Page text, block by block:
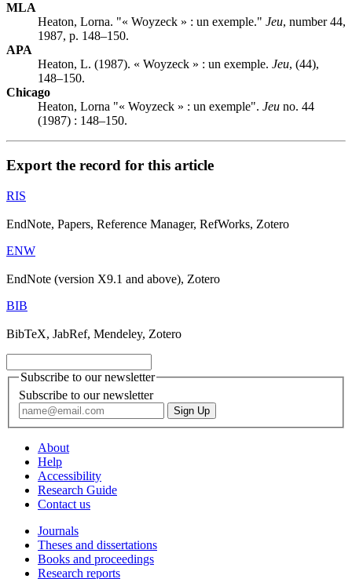
MLA
Heaton, Lorna. "« Woyzeck » : un exemple." Jeu, number 44,
1987, p. 148–150.
APA
Heaton, L. (1987). « Woyzeck » : un exemple. Jeu, (44),
148–150.
Chicago
Heaton, Lorna "« Woyzeck » : un exemple". Jeu no. 44
(1987) : 148–150.
Export the record for this article
RIS
EndNote, Papers, Reference Manager, RefWorks, Zotero
ENW
EndNote (version X9.1 and above), Zotero
BIB
BibTeX, JabRef, Mendeley, Zotero
Subscribe to our newsletter
Subscribe to our newsletter
About
Help
Accessibility
Research Guide
Contact us
Journals
Theses and dissertations
Books and proceedings
Research reports